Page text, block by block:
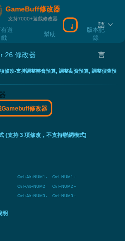
GameBuff修改器
支持7000+遊戲修改器
有遊
戲
幫助
版本記
錄
下載Gamebuff
語
言
26 修改器
修改-支持調整轉會預算, 調整薪資預算, 調整偵查預
Gamebuff修改器
(支持 3 項修改，不支持聯網模式)
Ctrl+Alt+NUM1 - Ctrl+NUM1 +
Ctrl+Alt+NUM2 - Ctrl+NUM2 +
Ctrl+Alt+NUM3 - Ctrl+NUM3 +
明